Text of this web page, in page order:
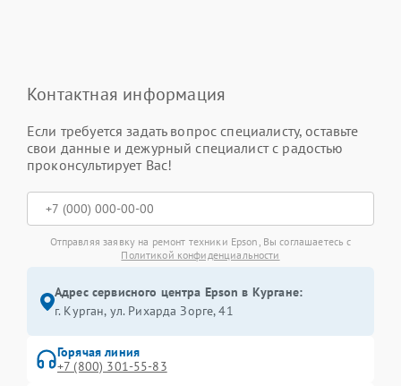
Контактная информация
Если требуется задать вопрос специалисту, оставьте
свои данные и дежурный специалист с радостью
проконсультирует Вас!
Отправляя заявку на ремонт техники Epson, Вы соглашаетесь с
Политикой конфиденциальности
Адрес сервисного центра Epson в Кургане:
г. Курган, ул. Рихарда Зорге, 41
Горячая линия
+7 (800) 301-55-83